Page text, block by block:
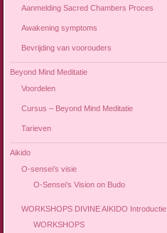
Aanmelding Sacred Chambers Proces
Awakening symptoms
Bevrijding van voorouders
Beyond Mind Meditatie
Voordelen
Cursus – Beyond Mind Meditatie
Tarieven
Aikido
O-sensei’s visie
O-Sensei’s Vision on Budo
WORKSHOPS DIVINE AIKIDO Introductie
WORKSHOPS